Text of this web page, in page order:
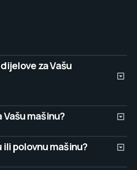
za Vašu
mašinu?
polovnu mašinu?